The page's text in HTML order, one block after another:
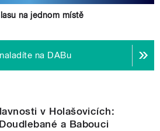
na jednom místě
na DABu
v Holašovicích:
a Babouci